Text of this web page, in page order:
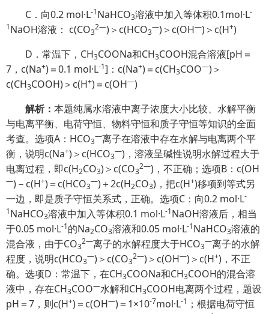
C．向0.2 mol·L-1NaHCO3溶液中加入等体积0.1mol·L-
1NaOH溶液： c(CO3
2—)＞c(HCO3
—)＞c(OH—)＞c(H+)
D．常温下，CH3COONa和CH3COOH混合溶液[pH＝
7，c(Na+)＝0.1 mol·L-1]：c(Na+)＝c(CH3COO—)＞
c(CH3COOH)＞c(H+)＝c(OH—)
解析： 本题纯属水溶液中离子浓度大小比较、水解平衡
与电离平衡、电荷守恒、物料守恒和质子守恒等知识的全面
考查。选项A：HCO3
—离子在溶液中存在水解与电离两个平
衡，说明c(Na+)＞c(HCO3
—)，溶液呈碱性说明水解过程大于
电离过程，即c(H2CO3)＞c(CO3
2—)，不正确；选项B：c(OH
—)－c(H+)＝c(HCO3
—)＋2c(H2CO3)，把c(H+)移项到等式另
一边，即是质子守恒关系式，正确。选项C：向0.2 mol·L-
1NaHCO3溶液中加入等体积0.1 mol·L-1NaOH溶液后，相当
于0.05 mol·L-1的Na2CO3溶液和0.05 mol·L-1NaHCO3溶液的
混合液，由于CO3
2—离子的水解程度大于HCO3
—离子的水解
程度，说明c(HCO3
—)＞c(CO3
2—)＞c(OH—)＞c(H+)，不正
确。选项D：常温下，在CH3COONa和CH3COOH的混合溶
液中，存在CH3COO—水解和CH3COOH电离两个过程，题设
pH＝7，则c(H+)＝c(OH—)＝1×10-7mol·L-1 ；根据电荷守恒